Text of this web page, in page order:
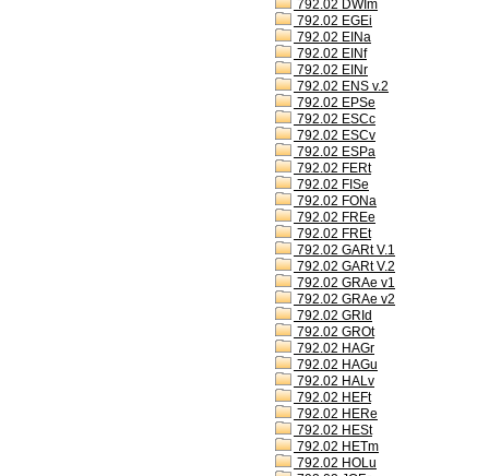
792.02 DWIm
792.02 EGEi
792.02 EINa
792.02 EINf
792.02 EINr
792.02 ENS v.2
792.02 EPSe
792.02 ESCc
792.02 ESCv
792.02 ESPa
792.02 FERt
792.02 FISe
792.02 FONa
792.02 FREe
792.02 FREt
792.02 GARt V.1
792.02 GARt V.2
792.02 GRAe v1
792.02 GRAe v2
792.02 GRId
792.02 GROt
792.02 HAGr
792.02 HAGu
792.02 HALv
792.02 HEFt
792.02 HERe
792.02 HESt
792.02 HETm
792.02 HOLu